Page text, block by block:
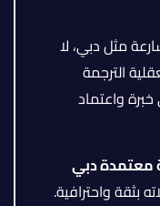
مثل دبي، لا
الترجمة
خبرة واعتماد
معتمدة دبي
بثقة واحترافية.